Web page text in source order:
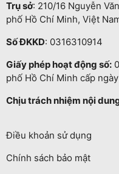
Trụ sở: 210/16 Nguyễn
phố Hồ Chí Minh, Việt
Số ĐKKD: 0316310914
Giấy phép hoạt động số:
phố Hồ Chí Minh cấp
Chịu trách nhiệm nội
Điều khoản sử dụng
Chính sách bảo mật